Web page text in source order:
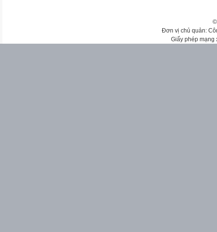
Đơn vị chủ quản:
Giấy phép mạng